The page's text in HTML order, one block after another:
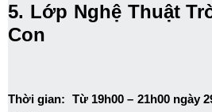
5. Lớp Nghệ Thuật
Con
Thời gian: Từ 19h00 – 21h00 ngày